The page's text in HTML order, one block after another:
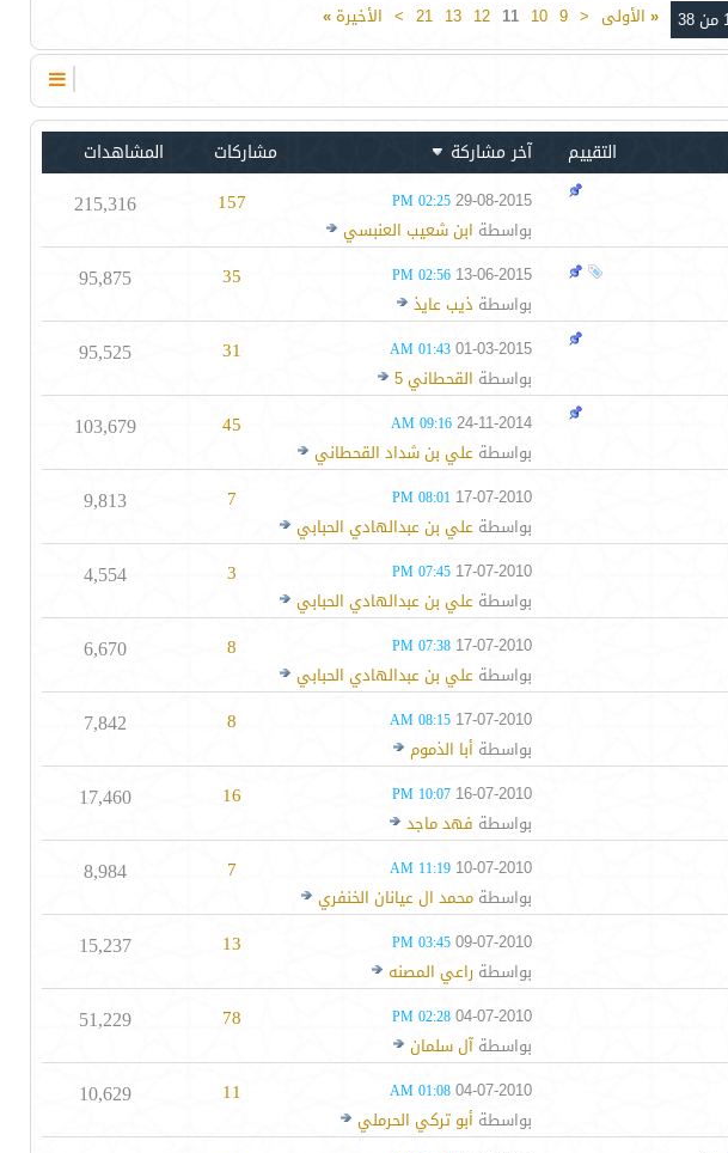
« الأولى <
9
10
11
12
13
21
> الأخيرة»
التقييم آخر مشاركة مشاركات المشاهدات
29-08-2015
02:25 PM
بواسطة ابن شعيب العنبسي
157
215,316
13-06-2015
02:56 PM
بواسطة ذيب عايذ
35
95,875
01-03-2015
01:43 AM
بواسطة القحطاني 5
31
95,525
24-11-2014
09:16 AM
بواسطةعلي بن شداد القحطاني
45
103,679
17-07-2010
08:01 PM
بواسطةعلي بن عبدالهادي الحبابي
7
9,813
17-07-2010
07:45 PM
بواسطةعلي بن عبدالهادي الحبابي
3
4,554
17-07-2010
07:38 PM
بواسطةعلي بن عبدالهادي الحبابي
8
6,670
17-07-2010
08:15 AM
بواسطة أبا الذموم
8
7,842
16-07-2010
10:07 PM
بواسطة فهد ماجد
16
17,460
10-07-2010
11:19 AM
بواسطةمحمد ال عيانان الخنفري
7
8,984
09-07-2010
03:45 PM
بواسطةراعي المصنه
13
15,237
04-07-2010
02:28 PM
بواسطةآل سلمان
78
51,229
04-07-2010
01:08 AM
بواسطة أبو تركي الحرملي
11
10,629